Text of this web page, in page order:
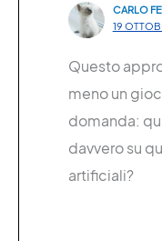
CARLO
19
Questo
meno un
domanda:
davvero su
artificiali?